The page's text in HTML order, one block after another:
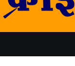
Skip
to